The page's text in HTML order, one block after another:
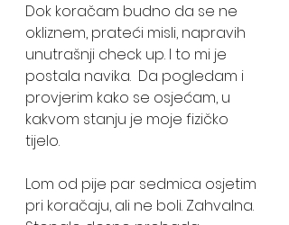
Dok koračam budno da se ne
okliznem, prateći misli, napravih
unutrašnji check up. I to mi je
postala navika.  Da pogledam i
provjerim kako se osjećam, u
kakvom stanju je moje fizičko
tijelo.
Lom od pije par sedmica osjetim
pri koračaju, ali ne boli. Zahvalna.